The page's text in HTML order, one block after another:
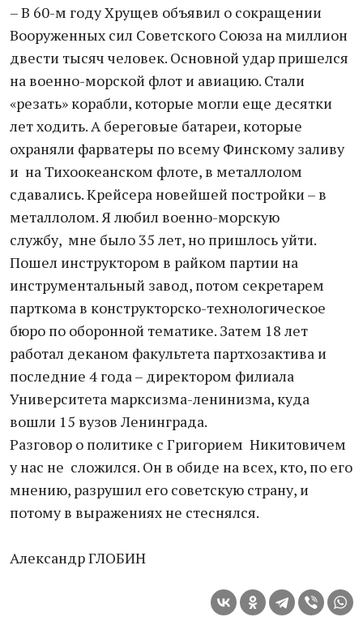
– В 60-м году Хрущев объявил о сокращении
Вооруженных сил Советского Союза на миллион
двести тысяч человек. Основной удар пришелся
на военно-морской флот и авиацию. Стали
«резать» корабли, которые могли еще десятки
лет ходить. А береговые батареи, которые
охраняли фарватеры по всему Финскому заливу
и на Тихоокеанском флоте, в металлолом
сдавались. Крейсера новейшей постройки – в
металлолом. Я любил военно-морскую
службу, мне было 35 лет, но пришлось уйти.
Пошел инструктором в райком партии на
инструментальный завод, потом секретарем
парткома в конструкторско-технологическое
бюро по оборонной тематике. Затем 18 лет
работал деканом факультета партхозактива и
последние 4 года – директором филиала
Университета марксизма-ленинизма, куда
вошли 15 вузов Ленинграда.
Разговор о политике с Григорием Никитовичем
у нас не сложился. Он в обиде на всех, кто, по его
мнению, разрушил его советскую страну, и
потому в выражениях не стеснялся.
Александр ГЛОБИН